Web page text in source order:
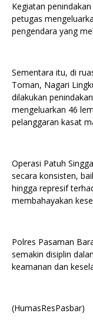
Kegiatan
petugas
pengendara yang
Sementara itu, di
Toman, Nagari
dilakukan
mengeluarkan 46
pelanggaran kasat
Operasi Patuh
secara konsisten,
hingga represif
membahayakan
Polres Pasaman
semakin disiplin
keamanan dan
(HumasResPasbar)